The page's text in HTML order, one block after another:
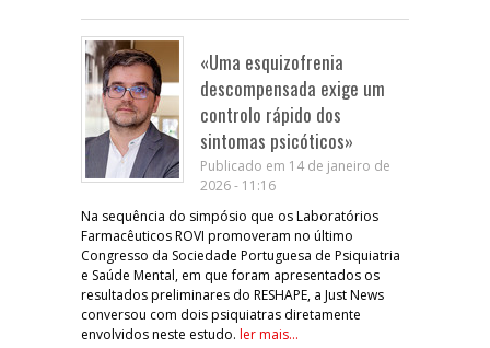
«Uma esquizofrenia
descompensada exige um
controlo rápido dos
sintomas psicóticos»
Publicado em 14 de janeiro de
2026 - 11:16
Na sequência do simpósio que os Laboratórios
Farmacêuticos ROVI promoveram no último
Congresso da Sociedade Portuguesa de Psiquiatria
e Saúde Mental, em que foram apresentados os
resultados preliminares do RESHAPE, a Just News
conversou com dois psiquiatras diretamente
envolvidos neste estudo. ler mais...